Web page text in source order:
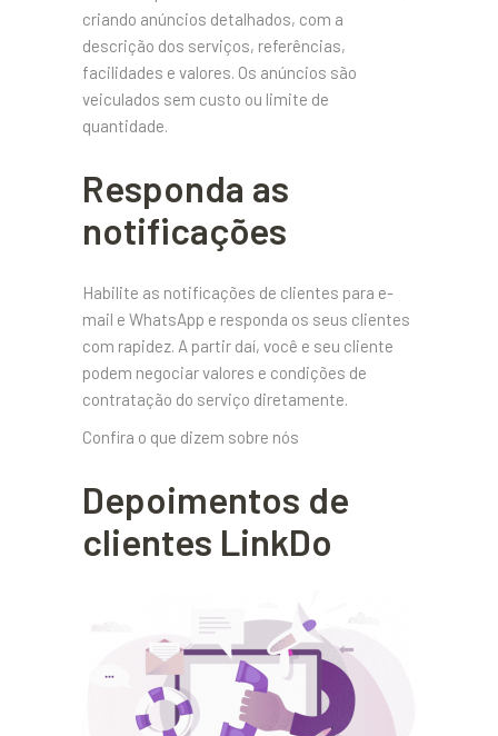
criando anúncios detalhados, com a
descrição dos serviços, referências,
facilidades e valores. Os anúncios são
veiculados sem custo ou limite de
quantidade.
Responda as
notificações
Habilite as notificações de clientes para e-
mail e WhatsApp e responda os seus clientes
com rapidez. A partir daí, você e seu cliente
podem negociar valores e condições de
contratação do serviço diretamente.
Confira o que dizem sobre nós
Depoimentos de
clientes LinkDo